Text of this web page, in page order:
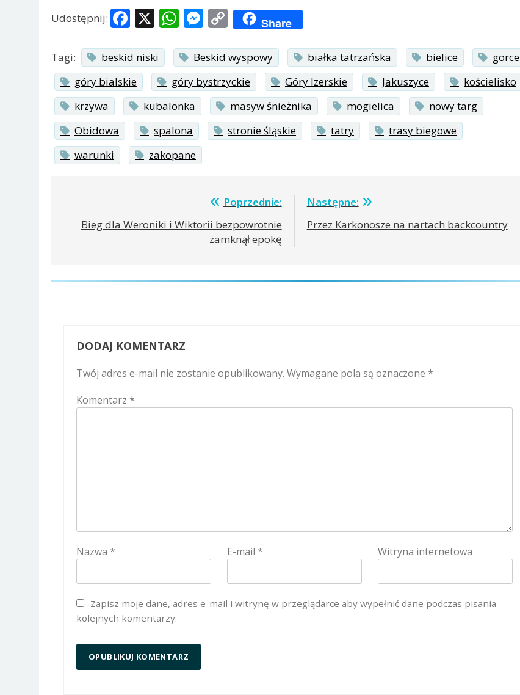
Udostępnij: Facebook
X WhatsApp
Messenger
Copy
Link
Share
Tagi: beskid niski Beskid wyspowy białka tatrzańska bielice
gorce
góry bialskie
góry bystrzyckie Góry Izerskie Jakuszyce
kościelisko
krzywa
kubalonka masyw śnieżnika mogielica
nowy targ
Obidowa
spalona stronie śląskie tatry
trasy biegowe
warunki
zakopane
wpisu
Poprzednie:
Bieg dla Weroniki i Wiktorii bezpowrotnie
zamknął epokę
Następne:
Przez Karkonosze na nartach backcountry
DODAJ KOMENTARZ
Twój adres e-mail nie zostanie opublikowany. Wymagane pola są oznaczone *
Komentarz *
Nazwa * E-mail* Witryna internetowa
Zapisz moje dane, adres e-mail i witrynę w przeglądarce aby wypełnić dane podczas pisania
kolejnych komentarzy.